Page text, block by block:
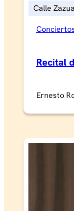
Calle
Recital
Ernesto